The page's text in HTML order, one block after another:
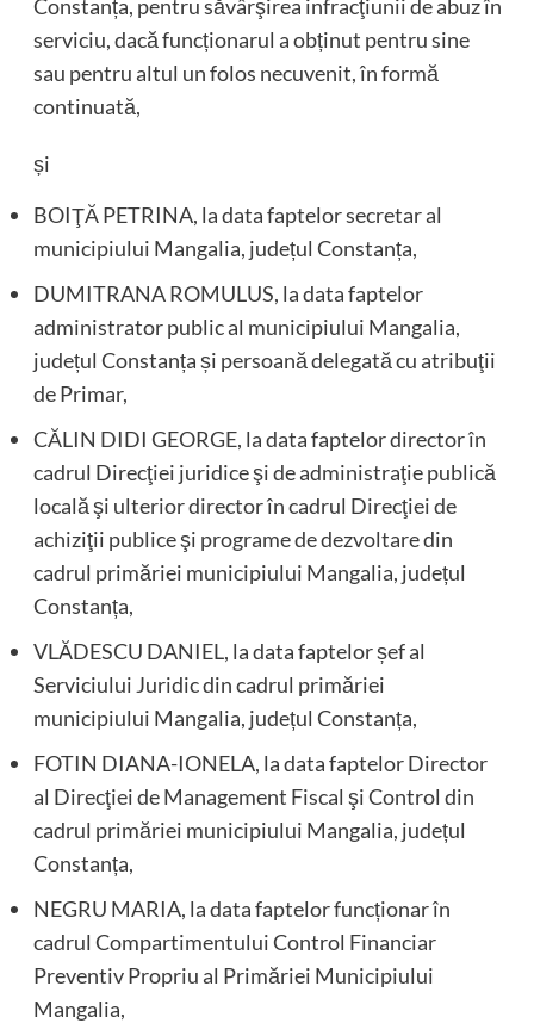
Constanța, pentru săvârşirea infracţiunii de abuz în
serviciu, dacă funcționarul a obținut pentru sine
sau pentru altul un folos necuvenit, în formă
continuată,
și
BOIŢĂ PETRINA, la data faptelor secretar al
municipiului Mangalia, județul Constanța,
DUMITRANA ROMULUS, la data faptelor
administrator public al municipiului Mangalia,
județul Constanța și persoană delegată cu atribuţii
de Primar,
CĂLIN DIDI GEORGE, la data faptelor director în
cadrul Direcţiei juridice şi de administraţie publică
locală şi ulterior director în cadrul Direcţiei de
achiziţii publice şi programe de dezvoltare din
cadrul primăriei municipiului Mangalia, județul
Constanța,
VLĂDESCU DANIEL, la data faptelor șef al
Serviciului Juridic din cadrul primăriei
municipiului Mangalia, județul Constanța,
FOTIN DIANA-IONELA, la data faptelor Director
al Direcţiei de Management Fiscal şi Control din
cadrul primăriei municipiului Mangalia, județul
Constanța,
NEGRU MARIA, la data faptelor funcționar în
cadrul Compartimentului Control Financiar
Preventiv Propriu al Primăriei Municipiului
Mangalia,